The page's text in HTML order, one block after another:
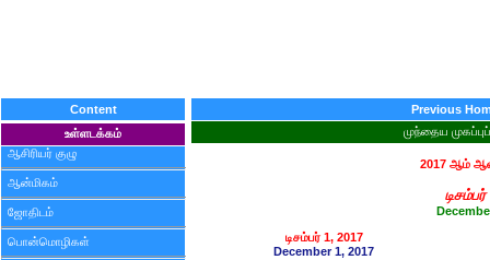
Content
உள்ளடக்கம்
ஆசிரியர் குழு
ஆன்மிகம்
ஜோதிடம்
பொன்மொழிகள்
Previous
முந்தைய
2017 ஆம்
டிசம்பர்
டிசம்பர் 1, 2017
December 1, 2017